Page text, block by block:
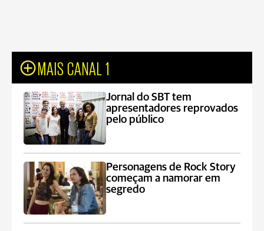
MAIS CANAL 1
Jornal do SBT tem
apresentadores reprovados
pelo público
Personagens de Rock Story
começam a namorar em
segredo